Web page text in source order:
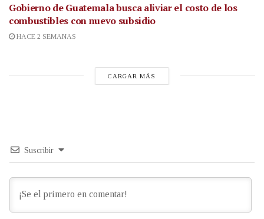
Gobierno de Guatemala busca aliviar el costo de los
combustibles con nuevo subsidio
HACE 2 SEMANAS
CARGAR MÁS
Suscribir